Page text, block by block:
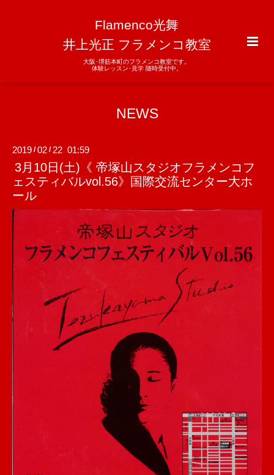
Flamenco光舞
井上光正 フラメンコ教室
大阪･堺筋本町のフラメンコ教室です。
体験レッスン･見学 随時受付中。
NEWS
2019 /02 / 22 01:59
3月10日(土)《 帝塚山スタジオフラメンコフ
ェスティバルvol.56》国際交流センター大ホ
ール